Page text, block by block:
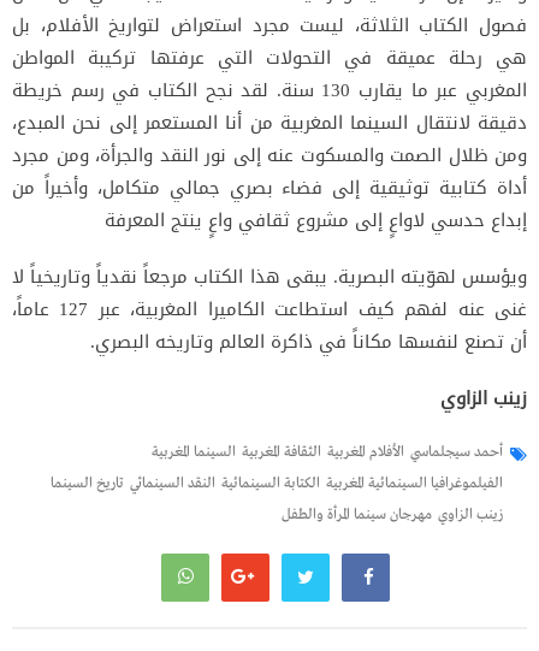
فصول الكتاب الثلاثة، ليست مجرد استعراض لتواريخ الأفلام، بل
هي رحلة عميقة في التحولات التي عرفتها تركيبة المواطن
المغربي عبر ما يقارب 130 سنة. لقد نجح الكتاب في رسم
خريطة
دقيقة لانتقال السينما المغربية من أنا المستعمر إلى نحن المبدع،
ومن ظلال الصمت والمسكوت عنه إلى نور النقد والجرأة، ومن مجرد
أداة كتابية توثيقية إلى فضاء بصري جمالي متكامل، وأخيراً من
إبداع حدسي لاواعٍ إلى مشروع ثقافي واعٍ ينتج المعرفة
ويؤسس لهوّيته البصرية. يبقى هذا الكتاب مرجعاً نقدياً وتاريخياً لا
غنى عنه لفهم كيف استطاعت الكاميرا المغربية، عبر 127 عاماً،
أن تصنع لنفسها مكاناً في ذاكرة العالم وتاريخه البصري.
زينب الزاوي
أحمد سيجلماسي الأفلام المغربية الثقافة المغربية السينما المغربية
الفيلموغرافيا السينمائية المغربية الكتابة السينمائية النقد السينمائي تاريخ السينما
زينب الزاوي مهرجان سينما المرأة والطفل